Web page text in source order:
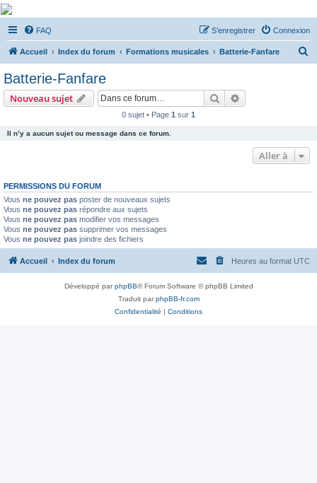
De Musicae Militari -
Forums
Forums de discussions
FAQ Connexion
S’enregistrer
Accueil Index du forum Formations musicales Batterie-Fanfare
Batterie-Fanfare
Nouveau sujet Rechercher
0 sujet • Page 1 sur 1
Il n’y a aucun sujet ou message dans ce forum.
Aller à
PERMISSIONS DU FORUM
Vous ne pouvez pas poster de nouveaux sujets
Vous ne pouvez pas répondre aux sujets
Vous ne pouvez pas modifier vos messages
Vous ne pouvez pas supprimer vos messages
Vous ne pouvez pas joindre des fichiers
Accueil Index du forum Heures au format UTC
Développé parphpBB® Forum Software © phpBB Limited
Traduit parphpBB-fr.com
Confidentialité | Conditions